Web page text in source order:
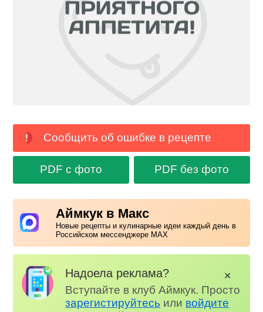
Сообщить об ошибке в рецепте
PDF с фото PDF без фото
Аймкук в Макс
Новые рецепты и кулинарные идеи каждый день в
Российском мессенджере MAX
Надоела реклама?
Вступайте в клуб Аймкук. Просто
зарегистируйтесь или войдите
✕